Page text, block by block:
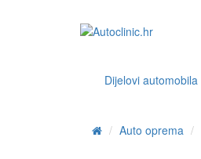
Dijelovi automobila
Auto oprema